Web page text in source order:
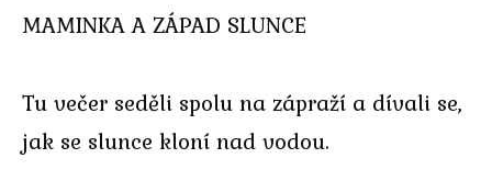
MAMINKA A ZÁPAD SLUNCE
Tu večer seděli spolu na zápraží a dívali se,
jak se slunce kloní nad vodou.